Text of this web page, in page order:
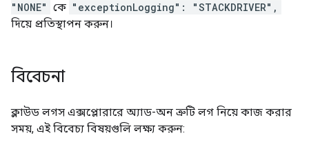
"NONE" কে "exceptionLogging": "STACKDRIVER",
দিয়ে প্রতিস্থাপন করুন।
বিবেচনা
ক্লাউড লগস এক্সপ্লোরারে অ্যাড-অন ত্রুটি লগ নিয়ে কাজ করার
সময়, এই বিবেচ্য বিষয়গুলি লক্ষ্য করুন: